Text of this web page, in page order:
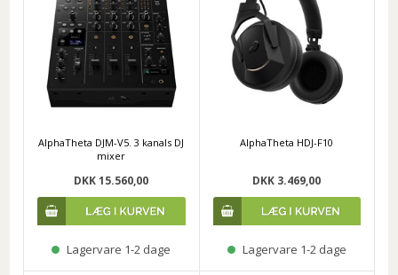
AlphaTheta DJM-V5. 3 kanals DJ
mixer
DKK 15.560,00
Lagervare 1-2 dage
AlphaTheta HDJ-F10
DKK 3.469,00
Lagervare 1-2 dage